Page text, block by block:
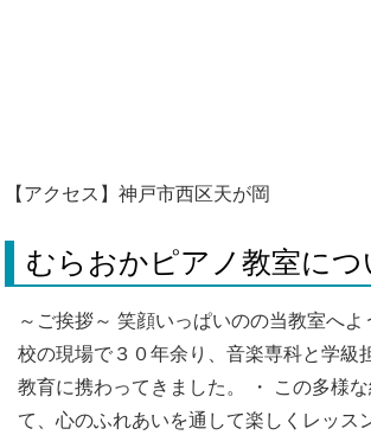
【アクセス】神戸市西区天が岡
むらおかピアノ教室につ
～ご挨拶～ 笑顔いっぱいのの当教室へよ
校の現場で３０年余り、音楽専科と学級
教育に携わってきました。 ・ この多様
て、心のふれあいを通して楽しくレッス